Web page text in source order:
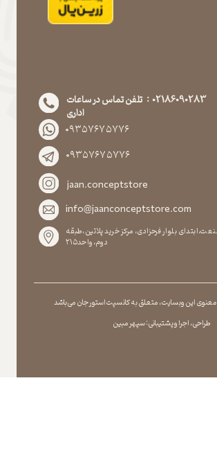
این وبسایت ، متعلق به کانسپت استور جان می باشد
طراحی ، اجرا و پشتیبانی : سپهر مبین
02186090283 : تلفن تماس در ساعات
اداری
۰۹۳۵۷۶۷۵۷۷۶
۰۹۳۵۷۶۷۵۷۷۶
jaan.conceptstore
info@jaanconceptstore.com
بلوار فرحزادی، مرکز خرید پلاتین،طبقه
دوم،واحد۲۱۵